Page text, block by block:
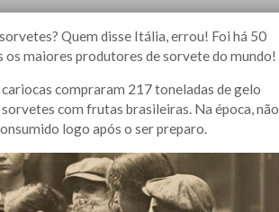
Quem disse Itália, errou! Foi há 50
os maiores produtores de sorvete do mundo!
compraram 217 toneladas de gelo
com frutas brasileiras. Na época, não
logo após o ser preparo.